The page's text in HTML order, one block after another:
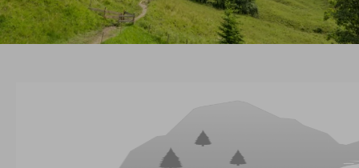
Tel.+49 8326 9168